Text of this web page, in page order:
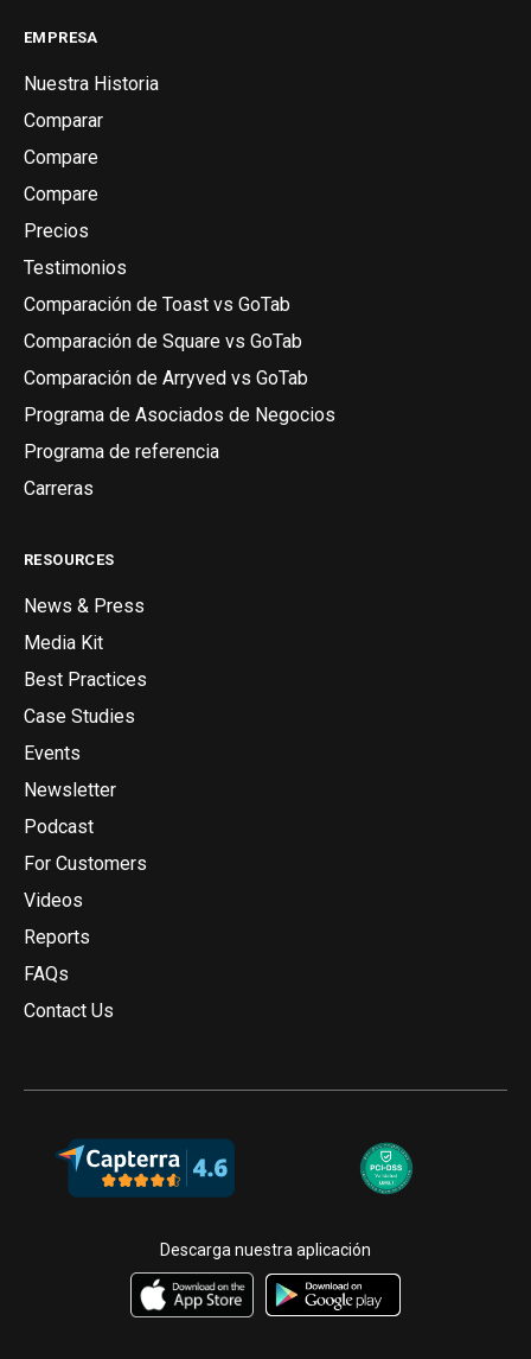
EMPRESA
Nuestra Historia
Comparar
Compare
Compare
Precios
Testimonios
Comparación de Toast vs GoTab
Comparación de Square vs GoTab
Comparación de Arryved vs GoTab
Programa de Asociados de Negocios
Programa de referencia
Carreras
RESOURCES
News & Press
Media Kit
Best Practices
Case Studies
Events
Newsletter
Podcast
For Customers
Videos
Reports
FAQs
Contact Us
Descarga nuestra aplicación